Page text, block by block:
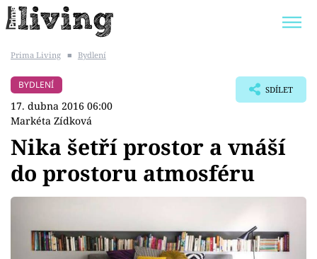
BYDLENÍ SLAVNÝCH
Témata
Zahrada
Prima Living ■ Bydlení
BYDLENÍ
17. dubna 2016 06:00
Markéta Zídková
SDÍLET
Nika šetří prostor a vnáší
do prostoru atmosféru